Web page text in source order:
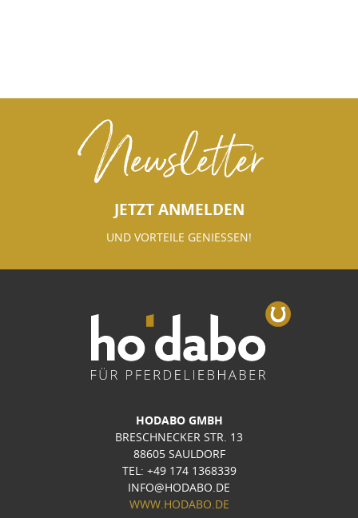
Newsletter
JETZT ANMELDEN
UND VORTEILE GENIESSEN!
HODABO GMBH
BRESCHNECKER STR. 13
88605 SAULDORF
TEL: +49 174 1368339
INFO@HODABO.DE
WWW.HODABO.DE